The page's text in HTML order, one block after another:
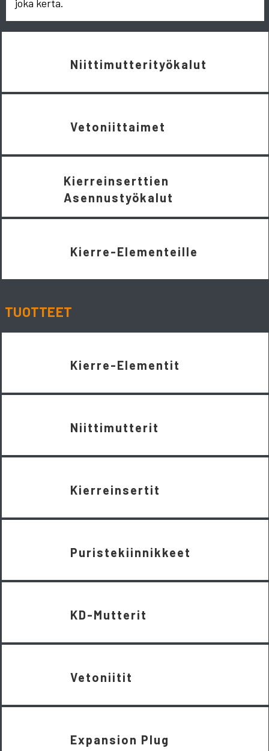
joka kerta.
Niittimutterityökalut
Vetoniittaimet
Kierreinserttien
Asennustyökalut
Kierre-Elementeille
TUOTTEET
Kierre-Elementit
Niittimutterit
Kierreinsertit
Puristekiinnikkeet
KD-Mutterit
Vetoniitit
Expansion Plug